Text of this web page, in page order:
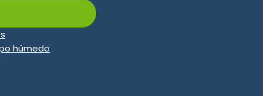
húmedo